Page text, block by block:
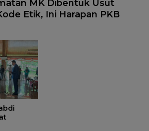
MK Dibentuk Usut
Etik, Ini Harapan PKB